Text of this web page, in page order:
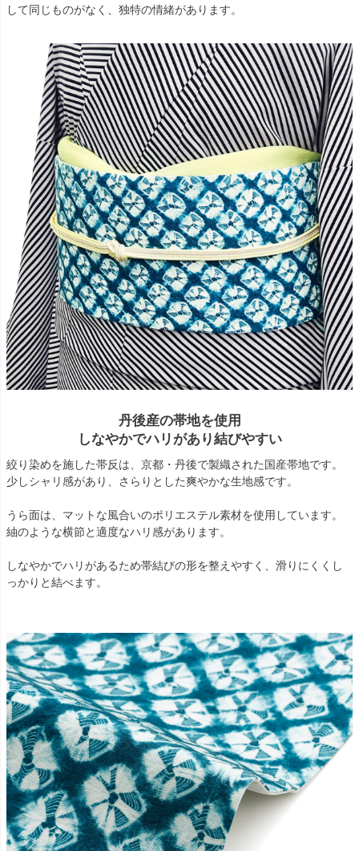
して同じものがなく、独特の情緒があります。
丹後産の帯地を使用
しなやかでハリがあり結びやすい
絞り染めを施した帯反は、京都・丹後で製織された国産帯地です。
少しシャリ感があり、さらりとした爽やかな生地感です。
うら面は、マットな風合いのポリエステル素材を使用しています。
紬のような横節と適度なハリ感があります。
しなやかでハリがあるため帯結びの形を整えやすく、滑りにくくし
っかりと結べます。